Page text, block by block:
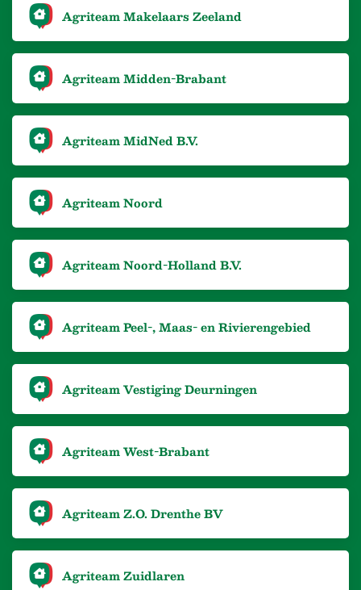
Agriteam Makelaars Zeeland
Agriteam Midden-Brabant
Agriteam MidNed B.V.
Agriteam Noord
Agriteam Noord-Holland B.V.
Agriteam Peel-, Maas- en Rivierengebied
Agriteam Vestiging Deurningen
Agriteam West-Brabant
Agriteam Z.O. Drenthe BV
Agriteam Zuidlaren